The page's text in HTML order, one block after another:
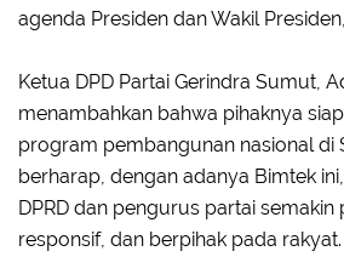
agenda Presiden dan Wakil
Ketua DPD Partai Gerindra Sumut,
menambahkan bahwa pihaknya
program pembangunan nasional di
berharap, dengan adanya Bimtek
DPRD dan pengurus partai semakin
responsif, dan berpihak pada rakyat.